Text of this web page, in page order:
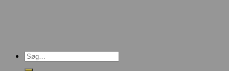
Søg
efter: